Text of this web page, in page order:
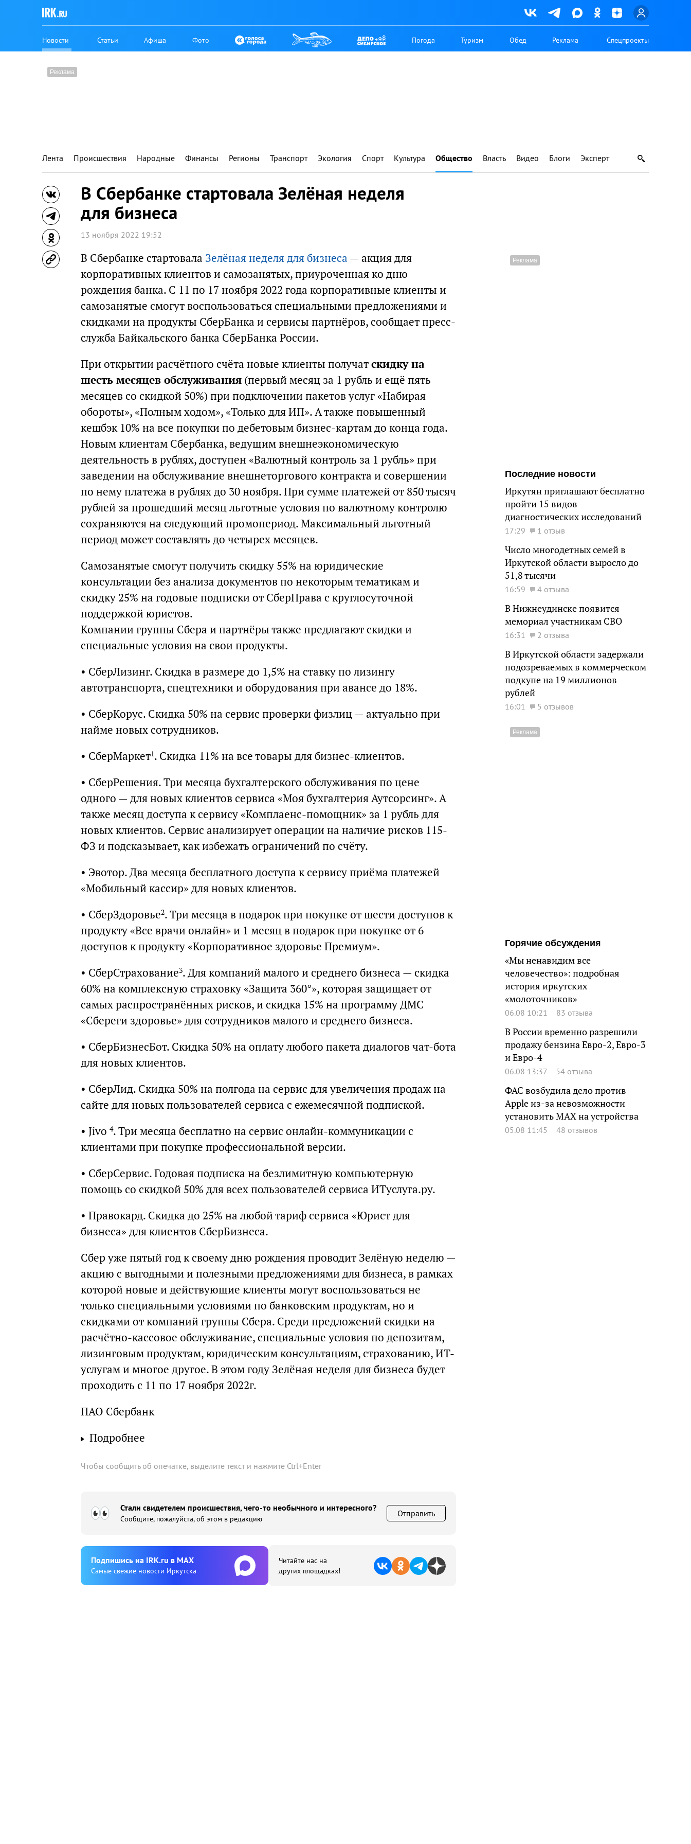
Новости Статьи Афиша Фото Погода Туризм Обед Реклама Спецпроекты
Лента Происшествия Народные Финансы Регионы Транспорт Экология Спорт Культура Общество Власть Видео Блоги Эксперт
В Сбербанке стартовала Зелёная неделя
для бизнеса
13 ноября 2022 19:52
В Сбербанке стартовала Зелёная неделя для бизнеса — акция для
корпоративных клиентов и самозанятых, приуроченная ко дню
рождения банка. С 11 по 17 ноября 2022 года корпоративные клиенты и
самозанятые смогут воспользоваться специальными предложениями и
скидками на продукты СберБанка и сервисы партнёров, сообщает пресс-
служба Байкальского банка СберБанка России.
При открытии расчётного счёта новые клиенты получатскидку на
шесть месяцев обслуживания (первый месяц за 1 рубль и ещё пять
месяцев со скидкой 50%) при подключении пакетов услуг «Набирая
обороты», «Полным ходом», «Только для ИП». А также повышенный
кешбэк 10% на все покупки по дебетовым бизнес-картам до конца года.
Новым клиентам Сбербанка, ведущим внешнеэкономическую
деятельность в рублях, доступен «Валютный контроль за 1 рубль» при
заведении на обслуживание внешнеторгового контракта и совершении
по нему платежа в рублях до 30 ноября. При сумме платежей от 850 тысяч
рублей за прошедший месяц льготные условия по валютному контролю
сохраняются на следующий промопериод. Максимальный льготный
период может составлять до четырех месяцев.
Самозанятые смогут получить скидку 55% на юридические
консультации без анализа документов по некоторым тематикам и
скидку 25% на годовые подписки от СберПрава с круглосуточной
поддержкой юристов.
Компании группы Сбера и партнёры также предлагают скидки и
специальные условия на свои продукты.
• СберЛизинг. Скидка в размере до 1,5% на ставку по лизингу
автотранспорта, спецтехники и оборудования при авансе до 18%.
• СберКорус. Скидка 50% на сервис проверки физлиц — актуально при
найме новых сотрудников.
• СберМаркет1. Скидка 11% на все товары для бизнес-клиентов.
• СберРешения. Три месяца бухгалтерского обслуживания по цене
одного — для новых клиентов сервиса «Моя бухгалтерия Аутсорсинг». А
также месяц доступа к сервису «Комплаенс-помощник» за 1 рубль для
новых клиентов. Сервис анализирует операции на наличие рисков 115-
ФЗ и подсказывает, как избежать ограничений по счёту.
• Эвотор. Два месяца бесплатного доступа к сервису приёма платежей
«Мобильный кассир» для новых клиентов.
• СберЗдоровье2. Три месяца в подарок при покупке от шести доступов к
продукту «Все врачи онлайн» и 1 месяц в подарок при покупке от 6
доступов к продукту «Корпоративное здоровье Премиум».
• СберСтрахование3. Для компаний малого и среднего бизнеса — скидка
60% на комплексную страховку «Защита 360°», которая защищает от
самых распространённых рисков, и скидка 15% на программу ДМС
«Сбереги здоровье» для сотрудников малого и среднего бизнеса.
• СберБизнесБот. Скидка 50% на оплату любого пакета диалогов чат-бота
для новых клиентов.
• СберЛид. Скидка 50% на полгода на сервис для увеличения продаж на
сайте для новых пользователей сервиса с ежемесячной подпиской.
• Jivo 4. Три месяца бесплатно на сервис онлайн-коммуникации с
клиентами при покупке профессиональной версии.
• СберСервис. Годовая подписка на безлимитную компьютерную
помощь со скидкой 50% для всех пользователей сервиса ИТуслуга.ру.
• Правокард. Скидка до 25% на любой тариф сервиса «Юрист для
бизнеса» для клиентов СберБизнеса.
Сбер уже пятый год к своему дню рождения проводит Зелёную неделю —
акцию с выгодными и полезными предложениями для бизнеса, в рамках
которой новые и действующие клиенты могут воспользоваться не
только специальными условиями по банковским продуктам, но и
скидками от компаний группы Сбера. Среди предложений скидки на
расчётно-кассовое обслуживание, специальные условия по депозитам,
лизинговым продуктам, юридическим консультациям, страхованию, ИТ-
услугам и многое другое. В этом году Зелёная неделя для бизнеса будет
проходить с 11 по 17 ноября 2022г.
ПАО Сбербанк
Подробнее
Чтобы сообщить об опечатке, выделите текст и нажмите Ctrl+Enter
Стали свидетелем происшествия, чего-то необычного и интересного?
Сообщите, пожалуйста, об этом в редакцию
Отправить
Подпишиcь на IRK.ru в MAX
Cамые свежие новости Иркутска
Читайте нас на
других площадках!
Последние новости
Иркутян приглашают бесплатно
пройти 15 видов
диагностических исследований
17:29 1 отзыв
Число многодетных семей в
Иркутской области выросло до
51,8 тысячи
16:59 4 отзыва
В Нижнеудинске появится
мемориал участникам СВО
16:31 2 отзыва
В Иркутской области задержали
подозреваемых в коммерческом
подкупе на 19 миллионов
рублей
16:01 5 отзывов
Горячие обсуждения
«Мы ненавидим все
человечество»: подробная
история иркутских
«молоточников»
06.08 10:21 83 отзыва
В России временно разрешили
продажу бензина Евро-2, Евро-3
и Евро-4
06.08 13:37 54 отзыва
ФАС возбудила дело против
Apple из-за невозможности
установить MAX на устройства
05.08 11:45 48 отзывов